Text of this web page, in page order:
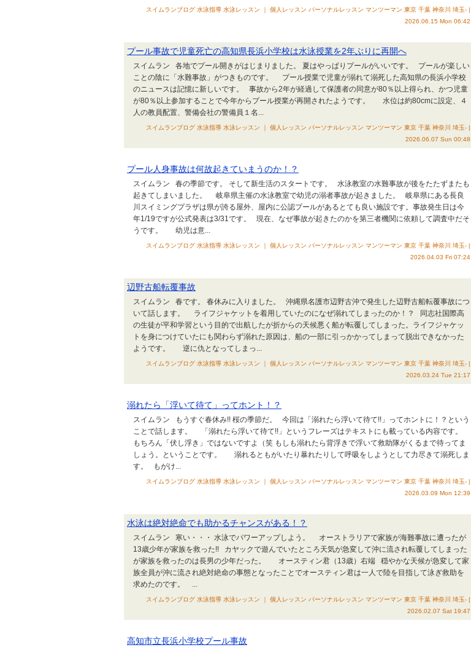
スイムランブログ 水泳指導 水泳レッスン ｜ 個人レッスン パーソナルレッスン マンツーマン 東京 千葉 神奈川 埼玉- |
2026.06.15 Mon 06:42
プール事故で児童死亡の高知県長浜小学校は水泳授業を2年ぶりに再開へ
スイムラン 各地でプール開きがはじまりました。 夏はやっぱりプールがいいです。 プールが楽しい
ことの陰に「水難事故」がつきものです。 プール授業で児童が溺れて溺死した高知県の長浜小学校
のニュースは記憶に新しいです。 事故から2年が経過して保護者の同意が80％以上得られ、かつ児童
が80％以上参加することで今年からプール授業が再開されたようです。 水位は約80cmに設定、４
人の教員配置、警備会社の警備員１名...
スイムランブログ 水泳指導 水泳レッスン ｜ 個人レッスン パーソナルレッスン マンツーマン 東京 千葉 神奈川 埼玉- |
2026.06.07 Sun 00:48
プール人身事故は何故起きていまうのか！？
スイムラン 春の季節です。 そして新生活のスタートです。 水泳教室の水難事故が後をたたずまたも
起きてしまいました。 岐阜県主催の水泳教室で幼児の溺者事故が起きました。 岐阜県にある長良
川スイミングプラザは県が誇る屋外、屋内に公認プールがあるとても良い施設です。事故発生日は今
年1/19ですが公式発表は3/31です。 現在、なぜ事故が起きたのかを第三者機関に依頼して調査中だそ
うです。 幼児は意...
スイムランブログ 水泳指導 水泳レッスン ｜ 個人レッスン パーソナルレッスン マンツーマン 東京 千葉 神奈川 埼玉- |
2026.04.03 Fri 07:24
辺野古船転覆事故
スイムラン 春です。 春休みに入りました。 沖縄県名護市辺野古沖で発生した辺野古船転覆事故につ
いて話します。 ライフジャケットを着用していたのになぜ溺れてしまったのか！？ 同志社国際高
の生徒が平和学習という目的で出航したが折からの天候悪く船が転覆してしまった。ライフジャケッ
トを身につけていたにも関わらず溺れた原因は、船の一部に引っかかってしまって脱出できなかった
ようです。 逆に仇となってしまっ...
スイムランブログ 水泳指導 水泳レッスン ｜ 個人レッスン パーソナルレッスン マンツーマン 東京 千葉 神奈川 埼玉- |
2026.03.24 Tue 21:17
溺れたら「浮いて待て」ってホント！？
スイムラン もうすぐ春休み!! 桜の季節だ。 今回は「溺れたら浮いて待て!!」ってホントに！？という
ことで話します。 「溺れたら浮いて待て!!」というフレーズはテキストにも載っている内容です。
もちろん「伏し浮き」ではないですよ（笑 もしも溺れたら背浮きで浮いて救助隊がくるまで待ってま
しょう。ということです。 溺れるともがいたり暴れたりして呼吸をしようとして力尽きて溺死しま
す。 もがけ...
スイムランブログ 水泳指導 水泳レッスン ｜ 個人レッスン パーソナルレッスン マンツーマン 東京 千葉 神奈川 埼玉- |
2026.03.09 Mon 12:39
水泳は絶対絶命でも助かるチャンスがある！？
スイムラン 寒い・・・ 水泳でパワーアップしよう。 オーストラリアで家族が海難事故に遭ったが
13歳少年が家族を救った!! カヤックで遊んでいたところ天気が急変して沖に流され転覆してしまった
が家族を救ったのは長男の少年だった。 オースティン君（13歳）右端 穏やかな天候が急変して家
族全員が沖に流され絶対絶命の事態となったことでオースティン君は一人で陸を目指して泳ぎ救助を
求めたのです。 ...
スイムランブログ 水泳指導 水泳レッスン ｜ 個人レッスン パーソナルレッスン マンツーマン 東京 千葉 神奈川 埼玉- |
2026.02.07 Sat 19:47
高知市立長浜小学校プール事故